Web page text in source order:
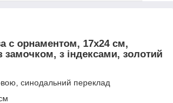
c орнаментом, 17х24 см,
замочком, з індексами, золотий
синодальний переклад